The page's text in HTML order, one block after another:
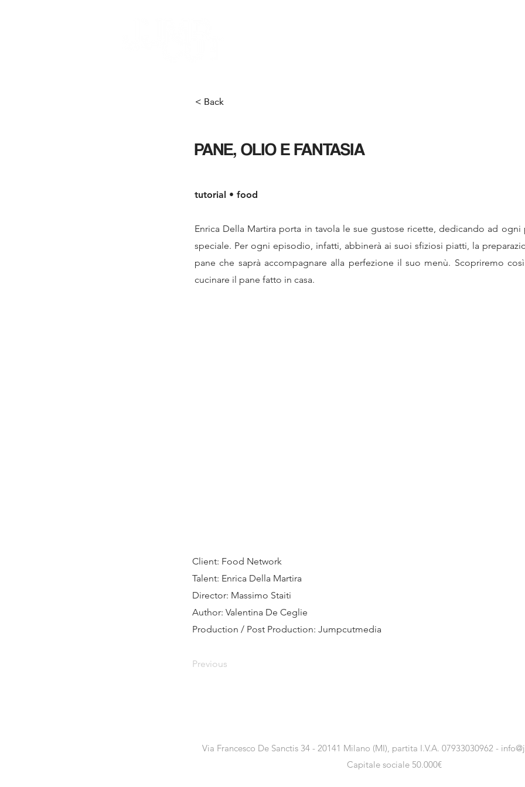
< Back
< Back
PANE, OLIO E FANTASIA
tutorial • food
Enrica Della Martira porta in tavola le sue gustose ricette, dedicando ad ogni
speciale. Per ogni episodio, infatti, abbinerà ai suoi sfiziosi piatti, la
pane che saprà accompagnare alla perfezione il suo menù. Scopriremo
cucinare il pane fatto in casa.
Client: Food Network
Talent: Enrica Della Martira
Director: Massimo Staiti
Author: Valentina De Ceglie
Production / Post Production: Jumpcutmedia
Previous
Via Francesco De Sanctis 34 - 20141 Milano (MI), partita I.V.A. 07933030962 -
Capitale sociale 50.000€